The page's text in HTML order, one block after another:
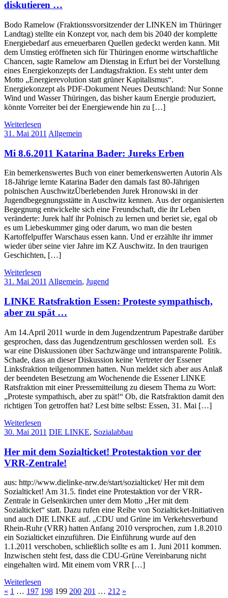
diskutieren …
Bodo Ramelow (Fraktionssvorsitzender der LINKEN im Thüringer
Landtag) stellte ein Konzept vor, nach dem bis 2040 der komplette
Energiebedarf aus erneuerbaren Quellen gedeckt werden kann. Mit
dem Umstieg eröffneten sich für Thüringen enorme wirtschaftliche
Chancen, sagte Ramelow am Dienstag in Erfurt bei der Vorstellung
eines Energiekonzepts der Landtagsfraktion. Es steht unter dem
Motto „Energierevolution statt grüner Kapitalismus“.
Energiekonzept als PDF-Dokument Neues Deutschland: Nur Sonne
Wind und Wasser Thüringen, das bisher kaum Energie produziert,
könnte Vorreiter bei der Energiewende hin zu […]
Weiterlesen
31. Mai 2011 Allgemein
Mi 8.6.2011 Katarina Bader: Jureks Erben
Ein bemerkenswertes Buch von einer bemerkenswerten Autorin Als
18-Jährige lernte Katarina Bader den damals fast 80-Jährigen
polnischen AuschwitzÜberlebenden Jurek Hronowski in der
Jugendbegegnungsstätte in Auschwitz kennen. Aus der organisierten
Begegnung entwickelte sich eine Freundschaft, die ihr Leben
veränderte: Jurek half ihr Polnisch zu lernen und beriet sie, egal ob
es um Liebeskummer ging oder darum, wo man die besten
Kartoffelpuffer Warschaus essen kann. Und er erzählte ihr immer
wieder über seine vier Jahre im KZ Auschwitz. In den traurigen
Geschichten, […]
Weiterlesen
31. Mai 2011 Allgemein, Jugend
LINKE Ratsfraktion Essen: Proteste sympathisch,
aber zu spät …
Am 14.April 2011 wurde in dem Jugendzentrum Papestraße darüber
gesprochen, dass das Jugendzentrum geschlossen werden soll. Es
war eine Diskussionen über Sachzwänge und intransparente Politik.
Schade, dass an dieser Diskussion keine Vertreter der Essener
Linksfraktion teilgenommen hatten. Nun meldet sich aber aus Anlaß
der beendeten Besetzung am Wochenende die Essener LINKE
Ratsfraktion mit einer Pressemitteilung zu diesem Thema zu Wort:
„Proteste sympathisch, aber zu spät!“ Ob, die Ratsfraktion damit den
richtigen Ton getroffen hat? Lest bitte selbst: Essen, 31. Mai […]
Weiterlesen
30. Mai 2011 DIE LINKE, Sozialabbau
Her mit dem Sozialticket! Protestaktion vor der
VRR-Zentrale!
aus: http://www.dielinke-nrw.de/start/sozialticket/ Her mit dem
Sozialticket! Am 31.5. findet eine Protestaktion vor der VRR-
Zentrale in Gelsenkirchen unter dem Motto „Her mit dem
Sozialticket“ statt. Dazu rufen eine Reihe von Sozialticket-Initiativen
und auch DIE LINKE auf. „CDU und Grüne im Verkehrsverbund
Rhein-Ruhr (VRR) hatten Anfang 2010 versprochen, zum 1.8.2010
ein Sozialticket einzuführen. Die Einführung wurde auf den
1.1.2011 verschoben, schließlich sollte es am 1. Juni 2011 kommen.
Inzwischen steht fest, dass die CDU-Grüne Vereinbarung nicht
eingehalten wird. Mit einem vom VRR […]
Weiterlesen
« 1 … 197 198 199 200 201 … 212 »